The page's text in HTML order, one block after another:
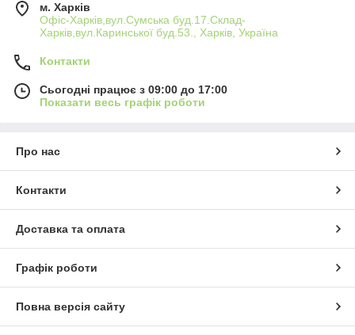
м. Харків
Офіс-Харків,вул.Сумська буд.17.Склад-
Харків,вул.Каринської буд.53., Харків, Україна
Контакти
Сьогодні працює з 09:00 до 17:00
Показати весь графік роботи
Про нас
Контакти
Доставка та оплата
Графік роботи
Повна версія сайту